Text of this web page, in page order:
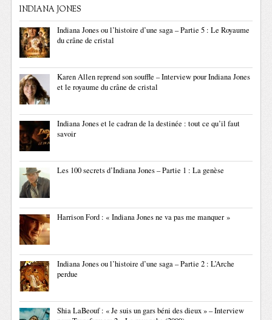
INDIANA JONES
Indiana Jones ou l’histoire d’une saga – Partie 5 : Le Royaume
du crâne de cristal
Karen Allen reprend son souffle – Interview pour Indiana Jones
et le royaume du crâne de cristal
Indiana Jones et le cadran de la destinée : tout ce qu’il faut
savoir
Les 100 secrets d’Indiana Jones – Partie 1 : La genèse
Harrison Ford : « Indiana Jones ne va pas me manquer »
Indiana Jones ou l’histoire d’une saga – Partie 2 : L’Arche
perdue
Shia LaBeouf : « Je suis un gars béni des dieux » – Interview